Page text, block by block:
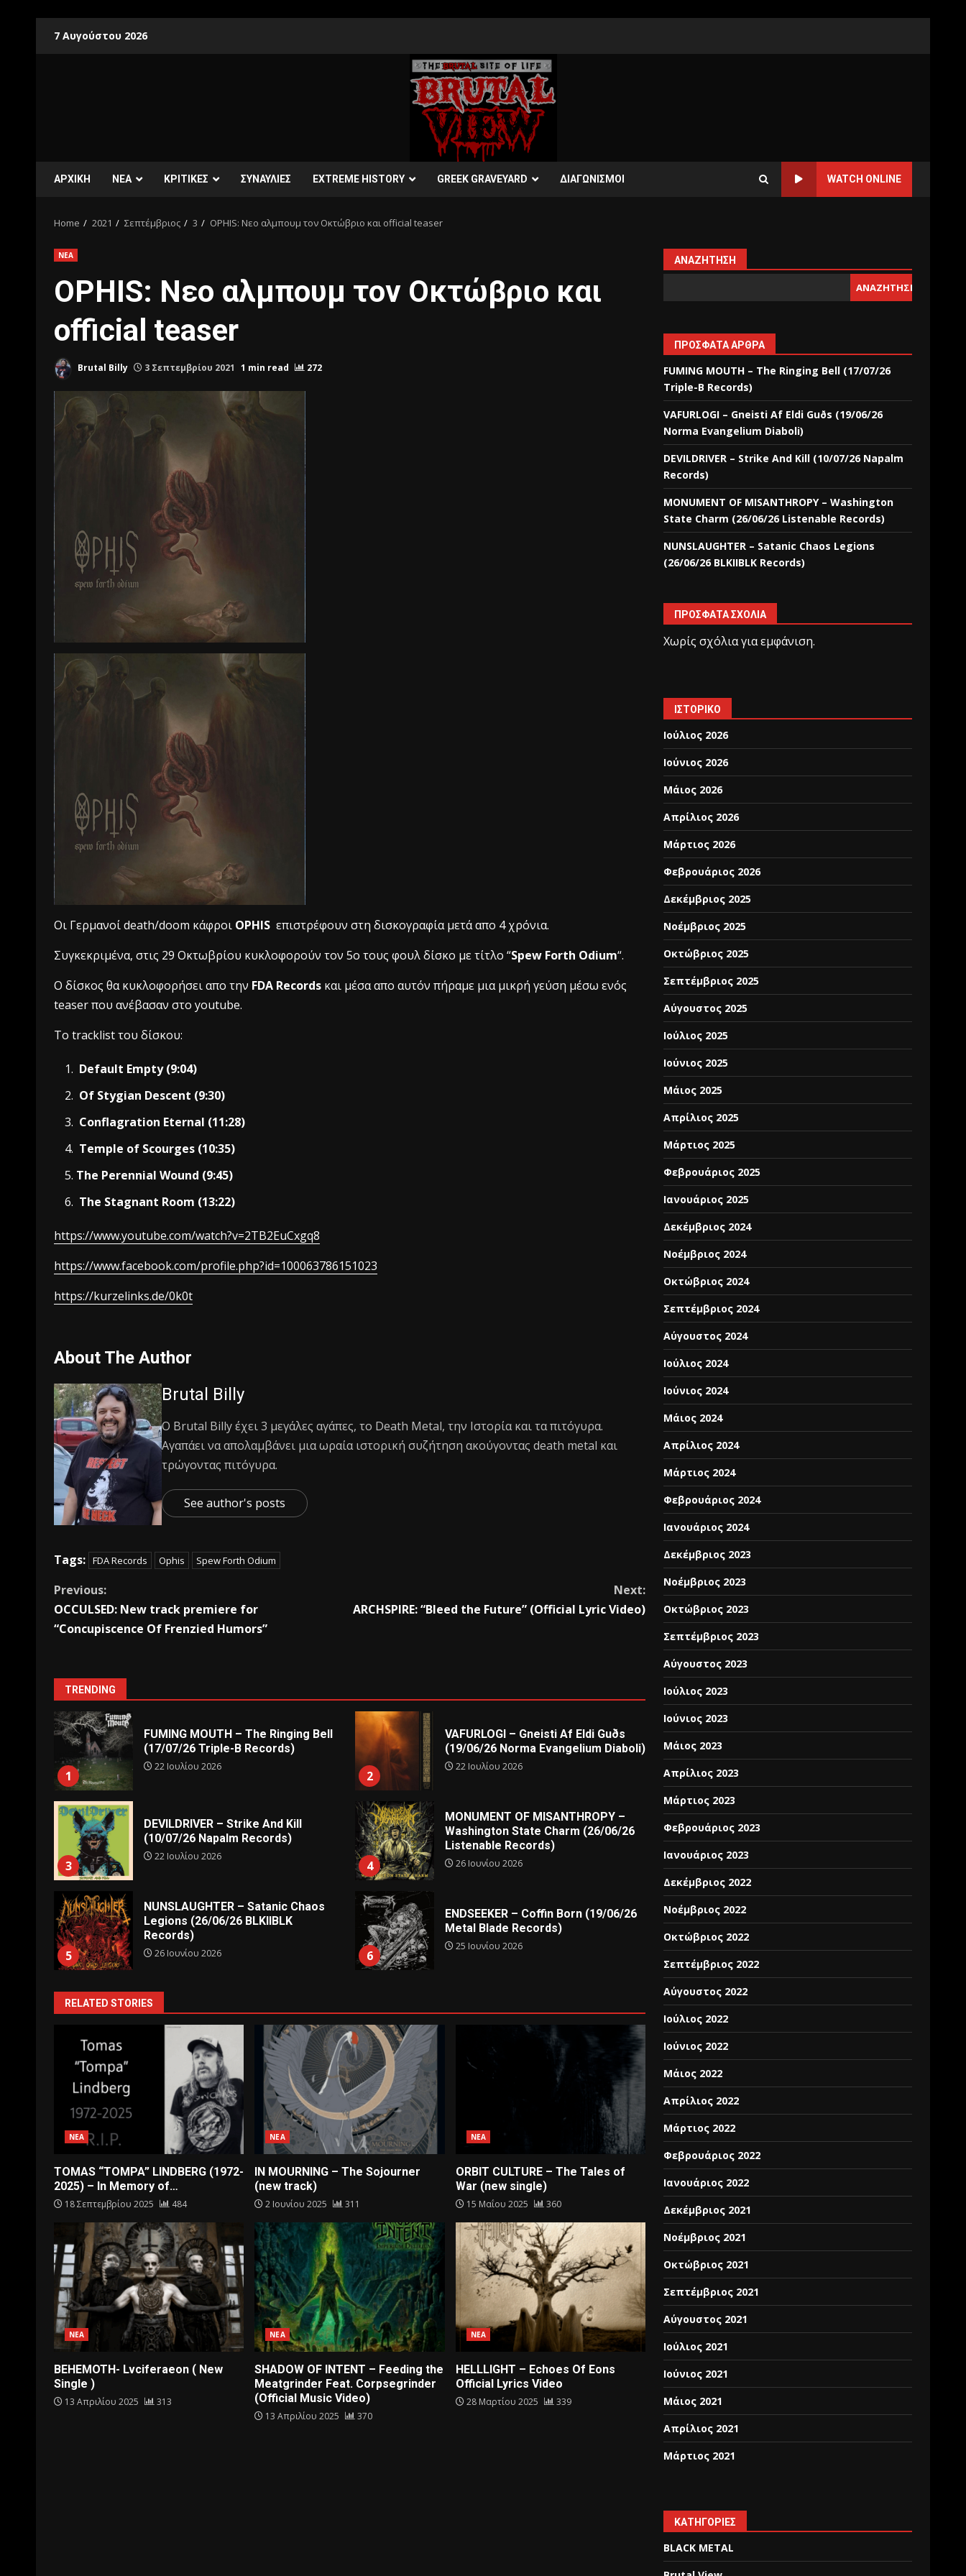
7 Αυγούστου 2026
ΑΡΧΙΚΗ ΝΕΑ ΚΡΙΤΙΚΕΣ ΣΥΝΑΥΛΙΕΣ EXTREME HISTORY GREEK GRAVEYARD ΔΙΑΓΩΝΙΣΜΟΙ WATCH ONLINE
Home 2021 Σεπτέμβριος 3 OPHIS: Νεο αλμπουμ τον Οκτώβριο και official teaser
ΝΕΑ
OPHIS: Νεο αλμπουμ τον Οκτώβριο και
official teaser
Brutal Billy 3 Σεπτεμβρίου 2021 1 min read 272
Οι Γερμανοί death/doom κάφροι OPHIS επιστρέφουν στη δισκογραφία μετά απο 4 χρόνια.
Συγκεκριμένα, στις 29 Οκτωβρίου κυκλοφορούν τον 5ο τους φουλ δίσκο με τίτλο “Spew Forth Odium“.
Ο δίσκος θα κυκλοφορήσει απο την FDA Records και μέσα απο αυτόν πήραμε μια μικρή γεύση μέσω ενός
teaser που ανέβασαν στο youtube.
Το tracklist του δίσκου:
Default Empty (9:04)
Of Stygian Descent (9:30)
Conflagration Eternal (11:28)
Temple of Scourges (10:35)
The Perennial Wound (9:45)
The Stagnant Room (13:22)
https://www.youtube.com/watch?v=2TB2EuCxgq8
https://www.facebook.com/profile.php?id=100063786151023
https://kurzelinks.de/0k0t
About The Author
Brutal Billy
Ο Βrutal Βilly έχει 3 μεγάλες αγάπες, το Death Metal, την Ιστορία και τα πιτόγυρα.
Αγαπάει να απολαμβάνει μια ωραία ιστορική συζήτηση ακούγοντας death metal και
τρώγοντας πιτόγυρα.
See author's posts
Tags: FDA Records Ophis Spew Forth Odium
Previous:
OCCULSED: New track premiere for
“Concupiscence Of Frenzied Humors”
Next:
ARCHSPIRE: “Bleed the Future” (Official Lyric Video)
TRENDING
1
FUMING MOUTH – The Ringing Bell
(17/07/26 Triple-B Records)
22 Ιουλίου 2026
2
VAFURLOGI – Gneisti Af Eldi Guðs
(19/06/26 Norma Evangelium Diaboli)
22 Ιουλίου 2026
3
DEVILDRIVER – Strike And Kill
(10/07/26 Napalm Records)
22 Ιουλίου 2026
4
MONUMENT OF MISANTHROPY –
Washington State Charm (26/06/26
Listenable Records)
26 Ιουνίου 2026
5
NUNSLAUGHTER – Satanic Chaos
Legions (26/06/26 BLKIIBLK
Records)
26 Ιουνίου 2026 6
ENDSEEKER – Coffin Born (19/06/26
Metal Blade Records)
25 Ιουνίου 2026
RELATED STORIES
ΝΕΑ
TOMAS “TOMPA” LINDBERG (1972-
2025) – In Memory of…
18 Σεπτεμβρίου 2025 484
ΝΕΑ
IN MOURNING – The Sojourner
(new track)
2 Ιουνίου 2025 311
ΝΕΑ
ORBIT CULTURE – The Tales of
War (new single)
15 Μαΐου 2025 360
ΝΕΑ
BEHEMOTH- Lvciferaeon ( New
Single )
13 Απριλίου 2025 313
ΝΕΑ
SHADOW OF INTENT – Feeding the
Meatgrinder Feat. Corpsegrinder
(Official Music Video)
13 Απριλίου 2025 370
ΝΕΑ
HELLLIGHT – Echoes Of Eons
Official Lyrics Video
28 Μαρτίου 2025 339
ΑΝΑΖΉΤΗΣΗ
ΑΝΑΖΉΤΗΣΗ
ΠΡΌΣΦΑΤΑ ΆΡΘΡΑ
FUMING MOUTH – The Ringing Bell (17/07/26
Triple-B Records)
VAFURLOGI – Gneisti Af Eldi Guðs (19/06/26
Norma Evangelium Diaboli)
DEVILDRIVER – Strike And Kill (10/07/26 Napalm
Records)
MONUMENT OF MISANTHROPY – Washington
State Charm (26/06/26 Listenable Records)
NUNSLAUGHTER – Satanic Chaos Legions
(26/06/26 BLKIIBLK Records)
ΠΡΌΣΦΑΤΑ ΣΧΌΛΙΑ
Χωρίς σχόλια για εμφάνιση.
ΙΣΤΟΡΙΚΌ
Ιούλιος 2026
Ιούνιος 2026
Μάιος 2026
Απρίλιος 2026
Μάρτιος 2026
Φεβρουάριος 2026
Δεκέμβριος 2025
Νοέμβριος 2025
Οκτώβριος 2025
Σεπτέμβριος 2025
Αύγουστος 2025
Ιούλιος 2025
Ιούνιος 2025
Μάιος 2025
Απρίλιος 2025
Μάρτιος 2025
Φεβρουάριος 2025
Ιανουάριος 2025
Δεκέμβριος 2024
Νοέμβριος 2024
Οκτώβριος 2024
Σεπτέμβριος 2024
Αύγουστος 2024
Ιούλιος 2024
Ιούνιος 2024
Μάιος 2024
Απρίλιος 2024
Μάρτιος 2024
Φεβρουάριος 2024
Ιανουάριος 2024
Δεκέμβριος 2023
Νοέμβριος 2023
Οκτώβριος 2023
Σεπτέμβριος 2023
Αύγουστος 2023
Ιούλιος 2023
Ιούνιος 2023
Μάιος 2023
Απρίλιος 2023
Μάρτιος 2023
Φεβρουάριος 2023
Ιανουάριος 2023
Δεκέμβριος 2022
Νοέμβριος 2022
Οκτώβριος 2022
Σεπτέμβριος 2022
Αύγουστος 2022
Ιούλιος 2022
Ιούνιος 2022
Μάιος 2022
Απρίλιος 2022
Μάρτιος 2022
Φεβρουάριος 2022
Ιανουάριος 2022
Δεκέμβριος 2021
Νοέμβριος 2021
Οκτώβριος 2021
Σεπτέμβριος 2021
Αύγουστος 2021
Ιούλιος 2021
Ιούνιος 2021
Μάιος 2021
Απρίλιος 2021
Μάρτιος 2021
KΑΤΗΓΟΡΊΕΣ
BLACK METAL